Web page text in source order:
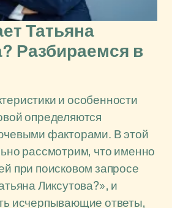
Татьяна
Разбираемся в
и особенности
определяются
факторами. В этой
рассмотрим, что именно
при поисковом запросе
Ликсутова?», и
исчерпывающие ответы,